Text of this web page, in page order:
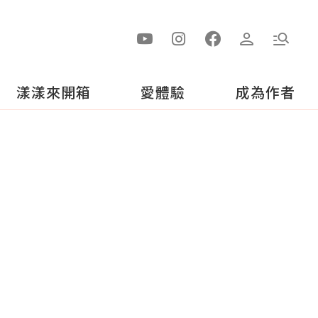
漾漾來開箱 愛體驗 成為作者